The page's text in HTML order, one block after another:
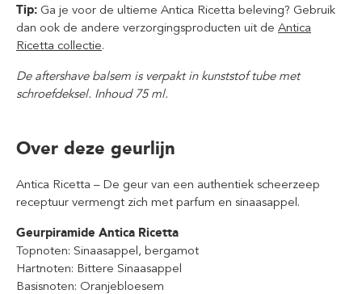
Tip: Ga je voor de ultieme Antica Ricetta beleving? Gebruik
dan ook de andere verzorgingsproducten uit de Antica
Ricetta collectie.
De aftershave balsem is verpakt in kunststof tube met
schroefdeksel. Inhoud 75 ml.
Over deze geurlijn
Antica Ricetta – De geur van een authentiek scheerzeep
receptuur vermengt zich met parfum en sinaasappel.
Geurpiramide Antica Ricetta
Topnoten: Sinaasappel, bergamot
Hartnoten: Bittere Sinaasappel
Basisnoten: Oranjebloesem